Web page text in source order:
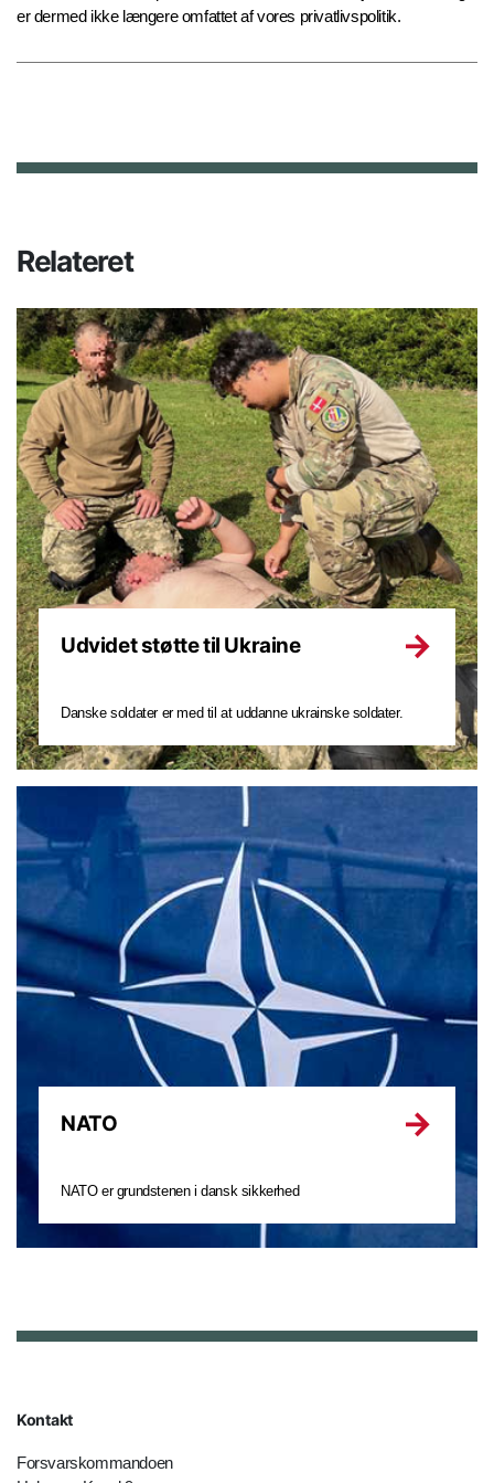
er dermed ikke længere omfattet af vores privatlivspolitik.
Relateret
Udvidet støtte til Ukraine
Danske soldater er med til at uddanne ukrainske soldater.
NATO
NATO er grundstenen i dansk sikkerhed
Kontakt
Forsvarskommandoen